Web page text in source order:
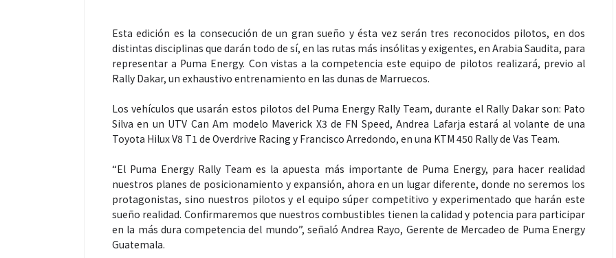
Esta edición es la consecución de un gran sueño y ésta vez serán tres reconocidos pilotos, en dos
distintas disciplinas que darán todo de sí, en las rutas más insólitas y exigentes, en Arabia Saudita, para
representar a Puma Energy. Con vistas a la competencia este equipo de pilotos realizará, previo al
Rally Dakar, un exhaustivo entrenamiento en las dunas de Marruecos.
Los vehículos que usarán estos pilotos del Puma Energy Rally Team, durante el Rally Dakar son: Pato
Silva en un UTV Can Am modelo Maverick X3 de FN Speed, Andrea Lafarja estará al volante de una
Toyota Hilux V8 T1 de Overdrive Racing y Francisco Arredondo, en una KTM 450 Rally de Vas Team.
“El Puma Energy Rally Team es la apuesta más importante de Puma Energy, para hacer realidad
nuestros planes de posicionamiento y expansión, ahora en un lugar diferente, donde no seremos los
protagonistas, sino nuestros pilotos y el equipo súper competitivo y experimentado que harán este
sueño realidad. Confirmaremos que nuestros combustibles tienen la calidad y potencia para participar
en la más dura competencia del mundo”, señaló Andrea Rayo, Gerente de Mercadeo de Puma Energy
Guatemala.
El cuidado de la piel va mucho
merece una atención específica
Día Mundial Contra La Hepatitis:
alertan sobre los riesgos de los
productos “DETOX”
¿Qué comer antes de un partido
de fútbol? La estrategia que
usan los atletas para rendir